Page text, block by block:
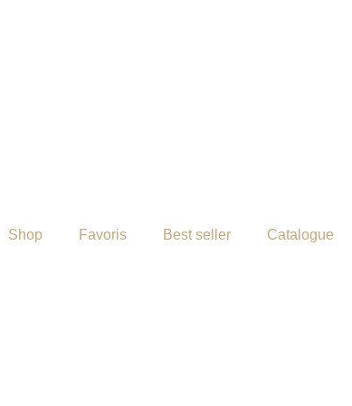
Shop Favoris Best seller Catalogue